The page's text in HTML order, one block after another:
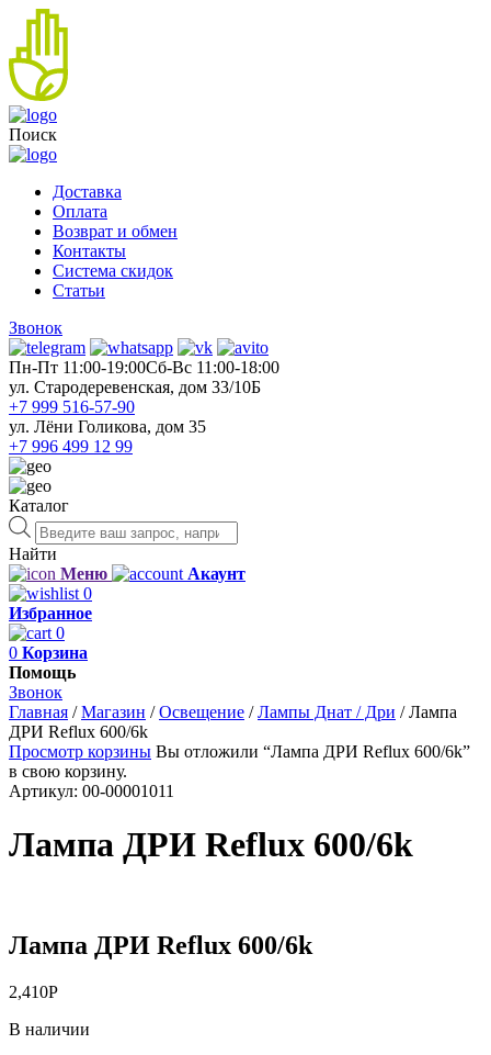
Поиск
Доставка
Оплата
Возврат и обмен
Контакты
Система скидок
Статьи
Звонок
Пн-Пт 11:00-19:00Cб-Вс 11:00-18:00
ул. Стародеревенская, дом 33/10Б
+7 999 516-57-90
ул. Лёни Голикова, дом 35
+7 996 499 12 99
Каталог
Поиск
товаров
Найти
Меню
Акаунт
0
Избранное
0
0 Корзина
Помощь
Звонок
Главная /Магазин /Освещение /Лампы Днат / Дри /Лампа
ДРИ Reflux 600/6k
Просмотр корзины Вы отложили “Лампа ДРИ Reflux 600/6k”
в свою корзину.
Артикул: 00-00001011
Лампа ДРИ Reflux 600/6k
Лампа ДРИ Reflux 600/6k
2,410Р
В наличии